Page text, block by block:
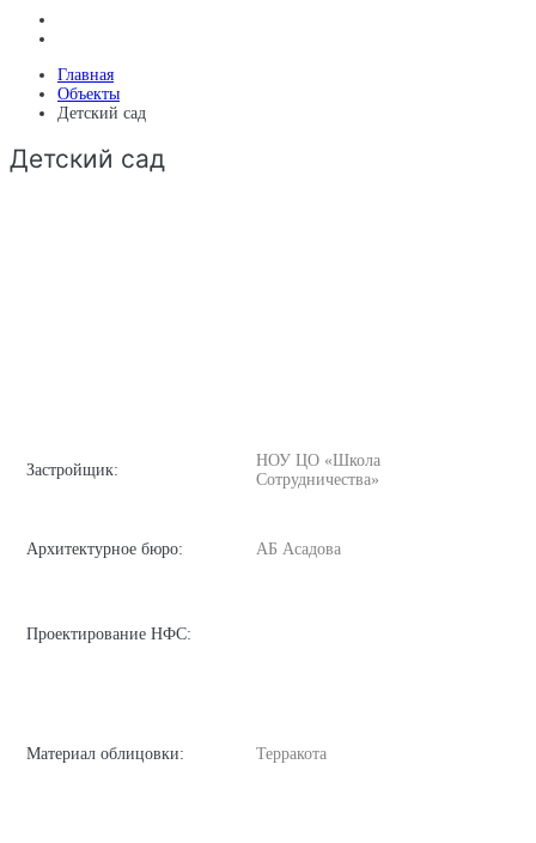
Главная
Объекты
Детский сад
Детский сад
Застройщик:
НОУ ЦО «Школа
Сотрудничества»
Архитектурное бюро: АБ Асадова
Проектирование НФС:
Материал облицовки: Терракота